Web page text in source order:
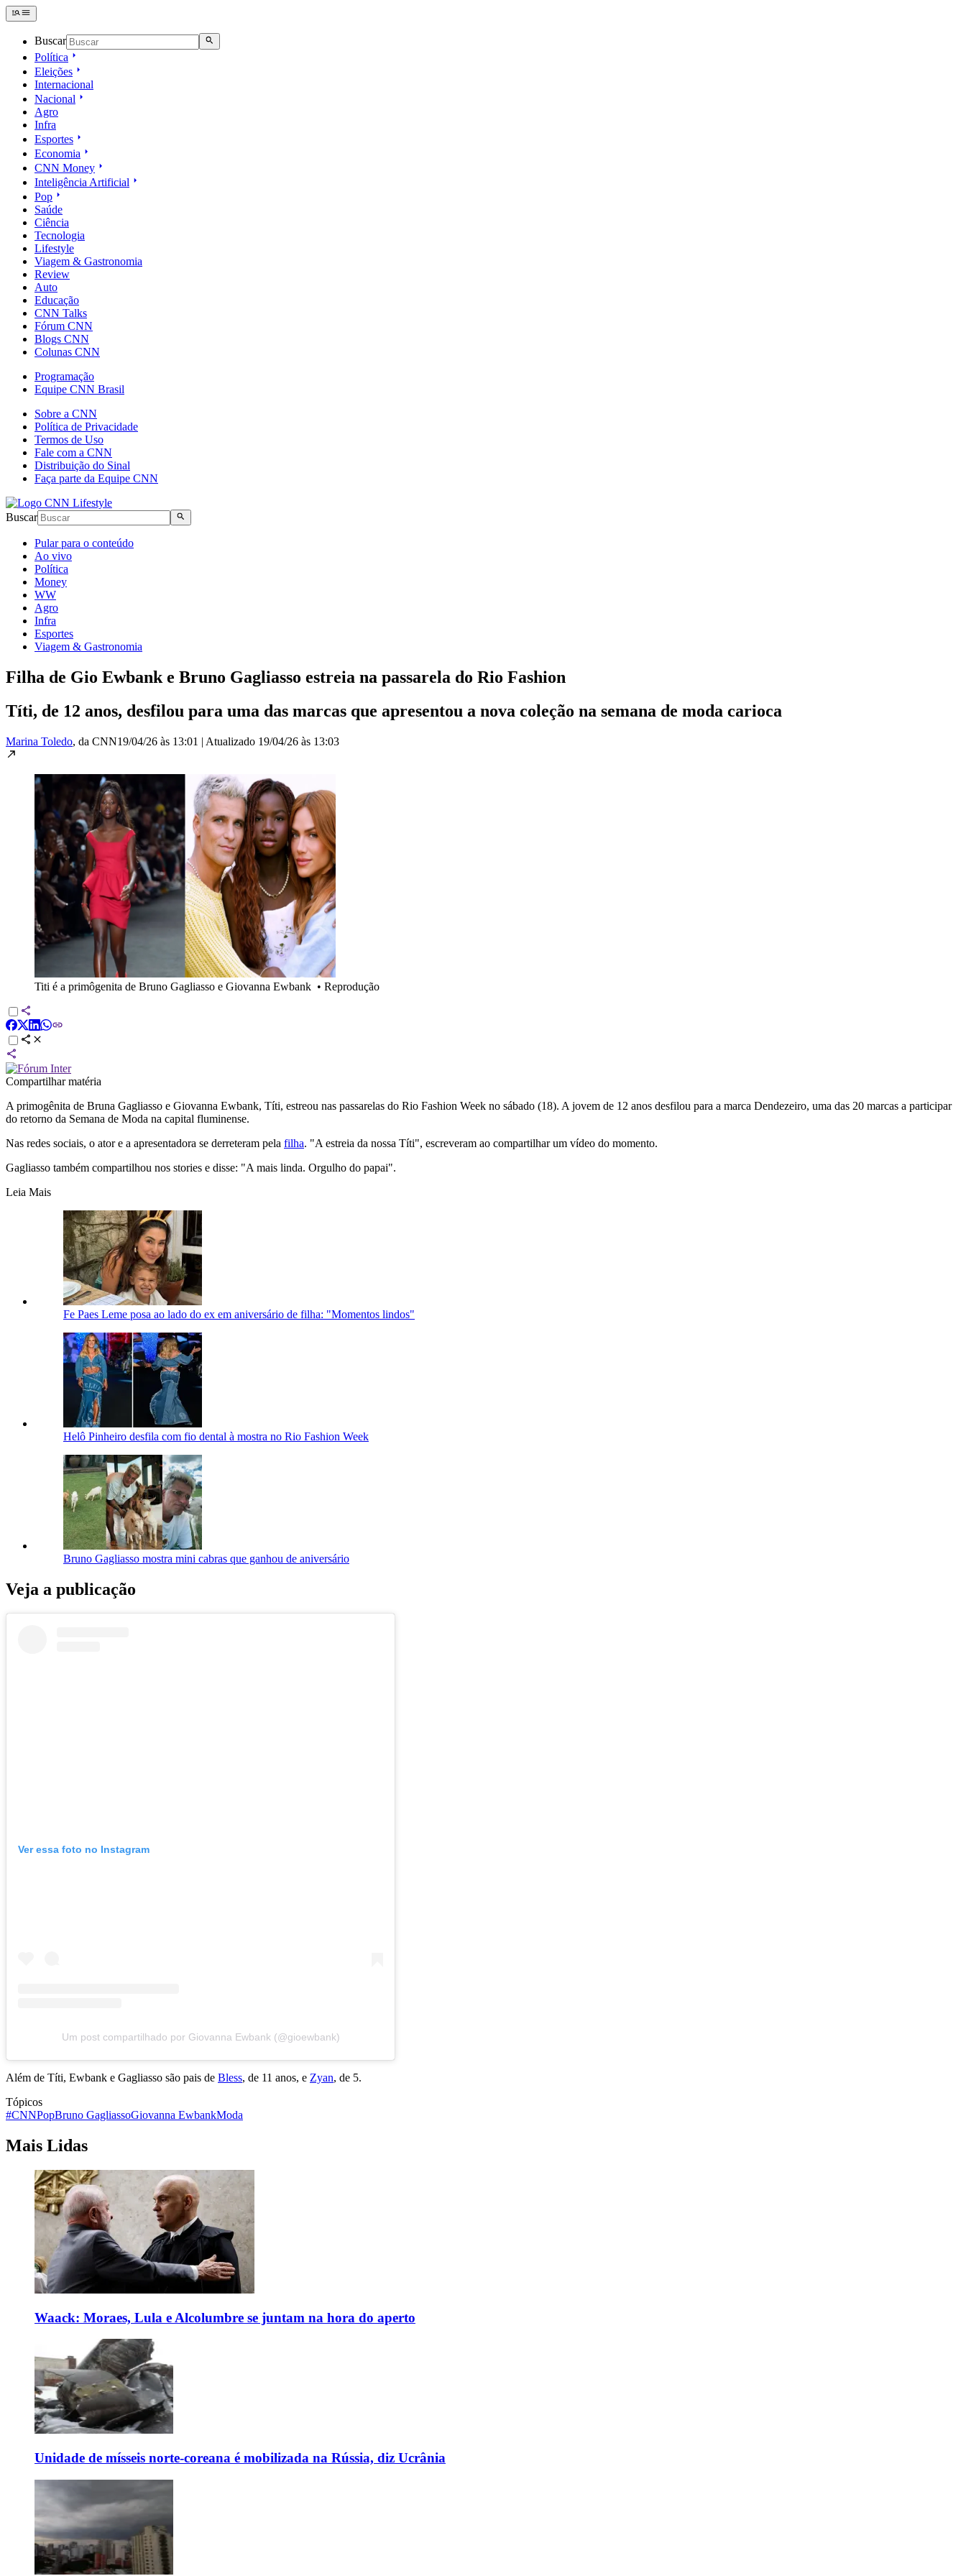
Buscar
Política
Eleições
Internacional
Nacional
Agro
Infra
Esportes
Economia
CNN Money
Inteligência Artificial
Pop
Saúde
Ciência
Tecnologia
Lifestyle
Viagem & Gastronomia
Review
Auto
Educação
CNN Talks
Fórum CNN
Blogs CNN
Colunas CNN
Programação
Equipe CNN Brasil
Sobre a CNN
Política de Privacidade
Termos de Uso
Fale com a CNN
Distribuição do Sinal
Faça parte da Equipe CNN
Buscar
Pular para o conteúdo
Ao vivo
Política
Money
WW
Agro
Infra
Esportes
Viagem & Gastronomia
Filha de Gio Ewbank e Bruno Gagliasso estreia na passarela do Rio Fashion
Títi, de 12 anos, desfilou para uma das marcas que apresentou a nova coleção na semana de moda carioca
Marina Toledo, da CNN19/04/26 às 13:01 | Atualizado 19/04/26 às 13:03
Titi é a primôgenita de Bruno Gagliasso e Giovanna Ewbank • Reprodução
Compartilhar matéria
A primogênita de Bruna Gagliasso e Giovanna Ewbank, Títi, estreou nas passarelas do Rio Fashion Week no sábado (18). A jovem de 12 anos desfilou para a marca Dendezeiro, uma das 20 marcas a participar
do retorno da Semana de Moda na capital fluminense.
Nas redes sociais, o ator e a apresentadora se derreteram pela filha. "A estreia da nossa Títi", escreveram ao compartilhar um vídeo do momento.
Gagliasso também compartilhou nos stories e disse: "A mais linda. Orgulho do papai".
Leia Mais
Fe Paes Leme posa ao lado do ex em aniversário de filha: "Momentos lindos"
Helô Pinheiro desfila com fio dental à mostra no Rio Fashion Week
Bruno Gagliasso mostra mini cabras que ganhou de aniversário
Veja a publicação
Ver essa foto no Instagram
Um post compartilhado por Giovanna Ewbank (@gioewbank)
Além de Títi, Ewbank e Gagliasso são pais de Bless, de 11 anos, e Zyan, de 5.
Tópicos
#CNNPopBruno GagliassoGiovanna EwbankModa
Mais Lidas
Waack: Moraes, Lula e Alcolumbre se juntam na hora do aperto
Unidade de mísseis norte-coreana é mobilizada na Rússia, diz Ucrânia